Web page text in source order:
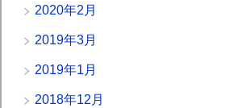
2020年2月
2019年3月
2019年1月
2018年12月